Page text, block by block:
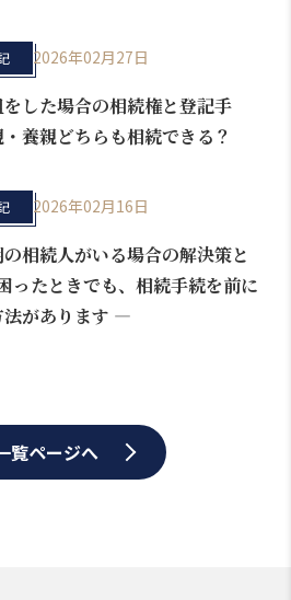
2026年02月27日
した場合の相続権と登記手
養親どちらも相続できる？
2026年02月16日
相続人がいる場合の解決策と
ったときでも、相続手続を前に
法があります ―
覧ページへ